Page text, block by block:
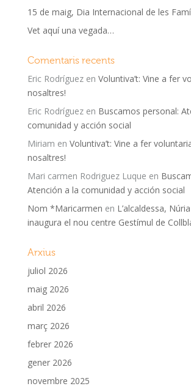
15 de maig, Dia Internacional de les
Vet aquí una vegada…
Comentaris recents
Eric Rodríguezen Voluntiva’t: Vine a fer
nosaltres!
Eric Rodríguezen Buscamos personal:
comunidad y acción social
Miriam en Voluntiva’t: Vine a fer
nosaltres!
Mari carmen Rodriguez Luque en
Atención a la comunidad y acción social
Nom *Maricarmen en L’alcaldessa,
inaugura el nou centre Gestímul de
Arxius
juliol 2026
maig 2026
abril 2026
març 2026
febrer 2026
gener 2026
novembre 2025